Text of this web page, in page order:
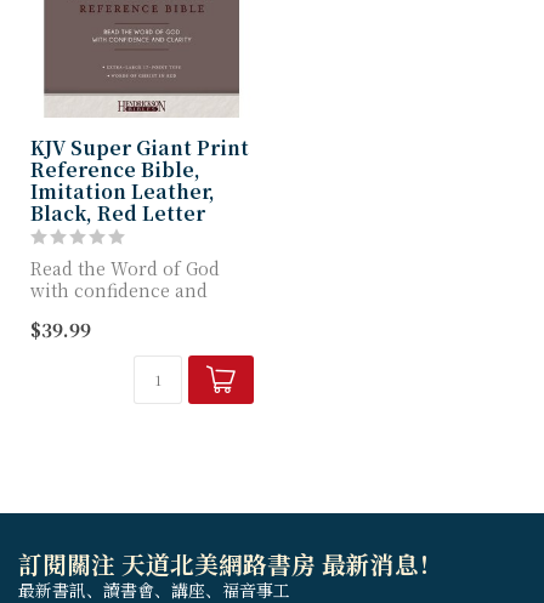
KJV Super Giant Print
Reference Bible,
Imitation Leather,
Black, Red Letter
Read the Word of God
with confidence and
The brand-new King
James Vers...
$39.99
訂閱關注 天道北美網路書房 最新消息！
最新書訊、讀書會、講座、福音事工